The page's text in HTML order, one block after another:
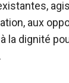
aux
la dignité